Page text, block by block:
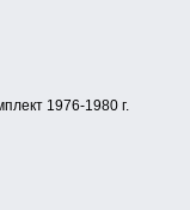
1976-1980 г.